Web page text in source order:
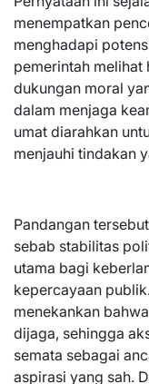
menempatkan
menghadapi
pemerintah melihat
dukungan moral
dalam menjaga
umat diarahkan
menjauhi tindakan
Pandangan
sebab stabilitas
utama bagi
kepercayaan
menekankan
dijaga, sehingga
semata sebagai
aspirasi yang sah.